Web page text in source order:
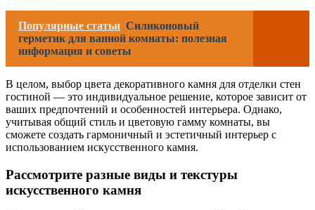
Популярные статьи Силиконовый
герметик для ванной комнаты: полезная
информация и советы
В целом, выбор цвета декоративного камня для отделки стен
гостиной — это индивидуальное решение, которое зависит от
ваших предпочтений и особенностей интерьера. Однако,
учитывая общий стиль и цветовую гамму комнаты, вы
сможете создать гармоничный и эстетичный интерьер с
использованием искусственного камня.
Рассмотрите разные виды и текстуры
искусственного камня